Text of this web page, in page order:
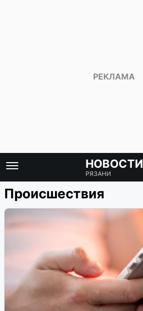
НОВОСТИ
РЯЗАНИ
Происшествия